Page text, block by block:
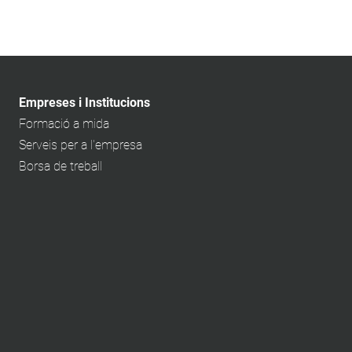
Empreses i Institucions
Formació a mida
Serveis per a l'empresa
Borsa de treball